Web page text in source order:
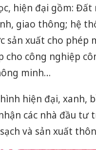
hiện đại gồm: Đất
giao thông; hệ
sản xuất cho phép
công nghiệp
minh…
hiện đại, xanh,
các nhà đầu tư
và sản xuất